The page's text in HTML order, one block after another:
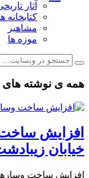
آثار
کتابخانه
مشاهیر
موزه ها
همه ی نوشته های
افزایش
خیابان
افزایش ساخت